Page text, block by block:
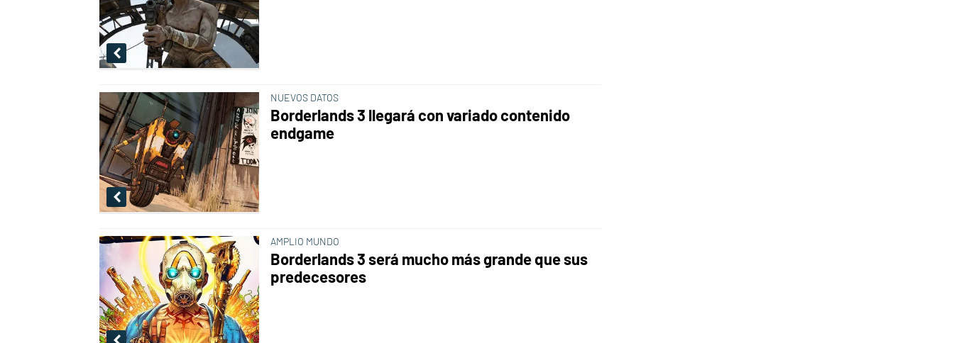
NUEVOS DATOS
Borderlands 3 llegará con variado contenido
endgame
AMPLIO MUNDO
Borderlands 3 será mucho más grande que sus
predecesores